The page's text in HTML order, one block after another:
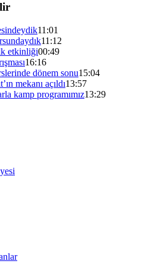
11:01
11:12
etkinliği00:49
16:16
dönem sonu15:04
mekanı açıldı13:57
kamp programımız13:29